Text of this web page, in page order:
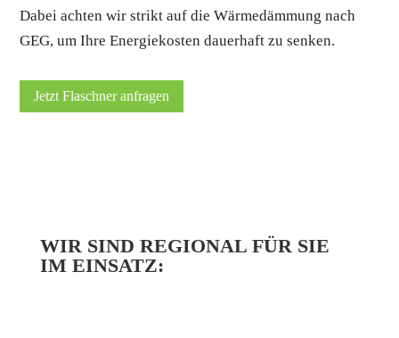
Dabei achten wir strikt auf die Wärmedämmung nach
GEG, um Ihre Energiekosten dauerhaft zu senken.
Jetzt Flaschner anfragen
WIR SIND REGIONAL FÜR SIE
IM EINSATZ: